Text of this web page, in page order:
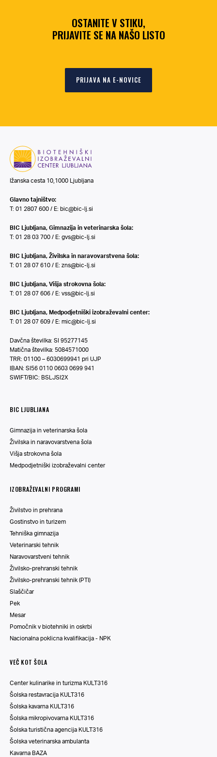
OSTANITE V STIKU,
PRIJAVITE SE NA NAŠO LISTO
PRIJAVA NA E-NOVICE
Ižanska cesta 10,1000 Ljubljana
Glavno tajništvo:
T: 01 2807 600 / E: bic@bic-lj.si
BIC Ljubljana, Gimnazija in veterinarska šola:
T: 01 28 03 700 / E: gvs@bic-lj.si
BIC Ljubljana, Živilska in naravovarstvena šola:
T: 01 28 07 610 / E: zns@bic-lj.si
BIC Ljubljana, Višja strokovna šola:
T: 01 28 07 606 / E: vss@bic-lj.si
BIC Ljubljana, Medpodjetniški izobraževalni center:
T: 01 28 07 609 / E: mic@bic-lj.si
Davčna številka: SI 95277145
Matična številka: 5084571000
TRR: 01100 – 6030699941 pri UJP
IBAN: SI56 0110 0603 0699 941
SWIFT/BIC: BSLJSI2X
BIC LJUBLJANA
Gimnazija in veterinarska šola
Živilska in naravovarstvena šola
Višja strokovna šola
Medpodjetniški izobraževalni center
IZOBRAŽEVALNI PROGRAMI
Živilstvo in prehrana
Gostinstvo in turizem
Tehniška gimnazija
Veterinarski tehnik
Naravovarstveni tehnik
Živilsko-prehranski tehnik
Živilsko-prehranski tehnik (PTI)
Slaščičar
Pek
Mesar
Pomočnik v biotehniki in oskrbi
Nacionalna poklicna kvalifikacija - NPK
VEČ KOT ŠOLA
Center kulinarike in turizma KULT316
Šolska restavracija KULT316
Šolska kavarna KULT316
Šolska mikropivovarna KULT316
Šolska turistična agencija KULT316
Šolska veterinarska ambulanta
Kavarna BAZA